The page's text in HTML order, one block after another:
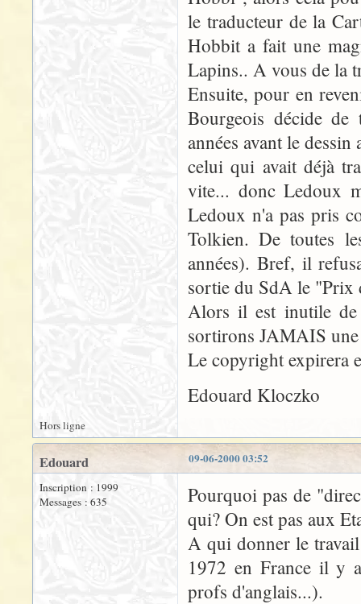
le traducteur de la
Hobbit a fait une
Lapins.. A vous de la
Ensuite, pour en
Bourgeois décide
années avant le
celui qui avait déjà
vite... donc Ledoux
Ledoux n'a pas pris
Tolkien. De toutes
années). Bref, il
sortie du SdA le "Prix
Alors il est inutile de
sortirons JAMAIS
Le copyright expirera
Edouard Kloczko
Hors ligne
09-06-2000 03:52
Edouard
Inscription : 1999
Messages : 635
Pourquoi pas de
qui? On est pas aux
A qui donner le
1972 en France il y
profs d'anglais...).